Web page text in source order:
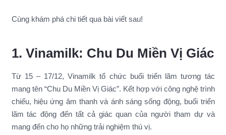
Cùng khám phá chi tiết qua bài viết sau!
1. Vinamilk: Chu Du Miền Vị Giác
Từ 15 – 17/12, Vinamilk tổ chức buổi triển lãm tương tác
mang tên “Chu Du Miền Vị Giác”. Kết hợp với công nghệ trình
chiếu, hiệu ứng âm thanh và ánh sáng sống động, buổi triển
lãm tác động đến tất cả giác quan của người tham dự và
mang đến cho họ những trải nghiệm thú vị.